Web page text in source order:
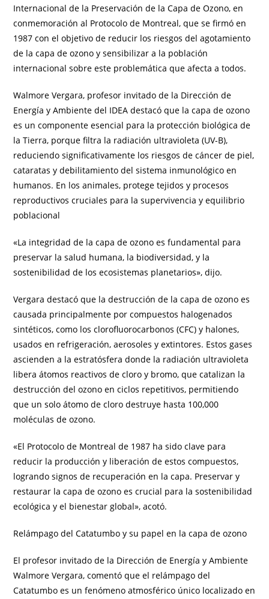
Internacional de la Preservación de la Capa de Ozono, en
conmemoración al Protocolo de Montreal, que se firmó en
1987 con el objetivo de reducir los riesgos del agotamiento
de la capa de ozono y sensibilizar a la población
internacional sobre este problemática que afecta a todos.
Walmore Vergara, profesor invitado de la Dirección de
Energía y Ambiente del IDEA destacó que la capa de ozono
es un componente esencial para la protección biológica de
la Tierra, porque filtra la radiación ultravioleta (UV-B),
reduciendo significativamente los riesgos de cáncer de piel,
cataratas y debilitamiento del sistema inmunológico en
humanos. En los animales, protege tejidos y procesos
reproductivos cruciales para la supervivencia y equilibrio
poblacional
«La integridad de la capa de ozono es fundamental para
preservar la salud humana, la biodiversidad, y la
sostenibilidad de los ecosistemas planetarios», dijo.
Vergara destacó que la destrucción de la capa de ozono es
causada principalmente por compuestos halogenados
sintéticos, como los clorofluorocarbonos (CFC) y halones,
usados en refrigeración, aerosoles y extintores. Estos gases
ascienden a la estratósfera donde la radiación ultravioleta
libera átomos reactivos de cloro y bromo, que catalizan la
destrucción del ozono en ciclos repetitivos, permitiendo
que un solo átomo de cloro destruye hasta 100,000
moléculas de ozono.
«El Protocolo de Montreal de 1987 ha sido clave para
reducir la producción y liberación de estos compuestos,
logrando signos de recuperación en la capa. Preservar y
restaurar la capa de ozono es crucial para la sostenibilidad
ecológica y el bienestar global», acotó.
Relámpago del Catatumbo y su papel en la capa de ozono
El profesor invitado de la Dirección de Energía y Ambiente
Walmore Vergara, comentó que el relámpago del
Catatumbo es un fenómeno atmosférico único localizado en